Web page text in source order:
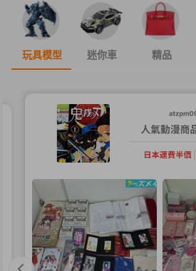
玩具模型 迷你車 精品